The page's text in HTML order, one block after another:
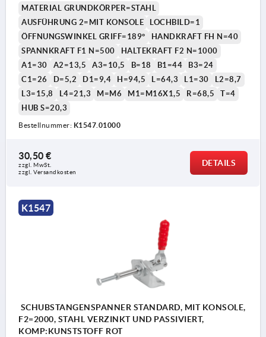
2) ohne Konsole
MATERIAL GRUNDKÖRPER=STAHL
AUSFÜHRUNG 2=MIT KONSOLE
LOCHBILD=1
ÖFFNUNGSWINKEL GRIFF=189°
HANDKRAFT FH N=40
SPANNKRAFT F1 N=500
HALTEKRAFT F2 N=1000
A1=30
A2=13,5 A3=10,5 B=18 B1=44
B3=24
C1=26
D=5,2 D1=9,4 H=94,5 L=64,3 L1=30
L2=8,7
L3=15,8
L4=21,3 M=M6 M1=M16X1,5 R=68,5
T=4
HUB S=20,3
Bestellnummer: K1547.01000
30,50 €
zzgl. MwSt.
zzgl. Versandkosten
DETAILS
K1547
SCHUBSTANGENSPANNER STANDARD, MIT KONSOLE,
F2=2000, STAHL VERZINKT UND PASSIVIERT,
KOMP:KUNSTSTOFF ROT